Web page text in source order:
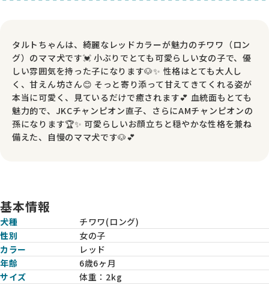
タルトちゃんは、綺麗なレッドカラーが魅力のチワワ（ロン
グ）のママ犬です💓 小ぶりでとても可愛らしい女の子で、優
しい雰囲気を持った子になります🐶✨️ 性格はとても大人し
く、甘えん坊さん😊 そっと寄り添って甘えてきてくれる姿が
本当に可愛く、見ているだけで癒されます💕 血統面もとても
魅力的で、JKCチャンピオン直子、さらにAMチャンピオンの
孫になります🏆✨️ 可愛らしいお顔立ちと穏やかな性格を兼ね
備えた、自慢のママ犬です🐶💕
基本情報
犬種
チワワ(ロング)
性別
女の子
カラー
レッド
年齢
6歳6ヶ月
サイズ
体重： 2kg